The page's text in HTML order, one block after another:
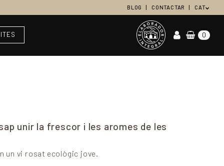
BLOG CONTACTAR CAT
0
unir la frescor i les aromes de les
un vi rosat ecològic jove.